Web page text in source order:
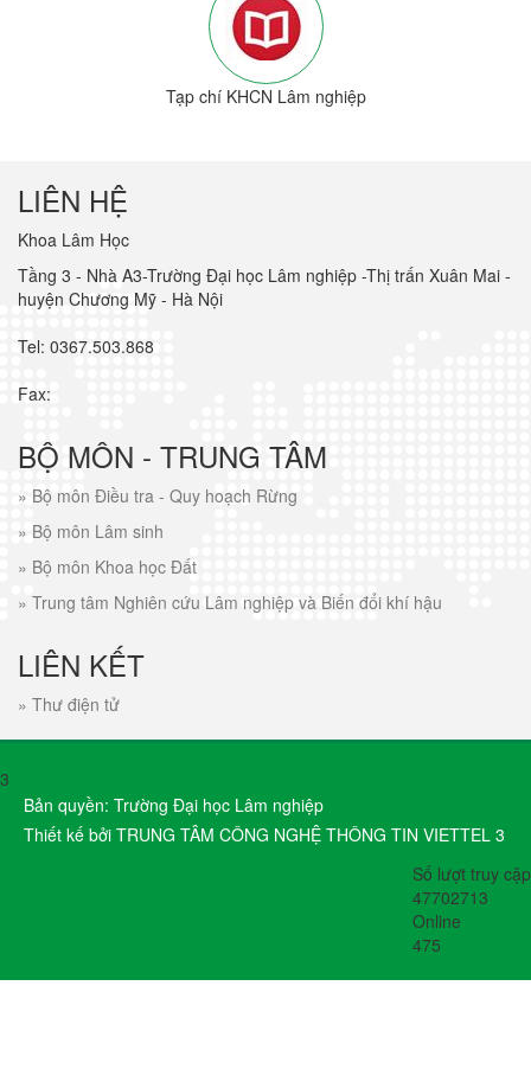
Tạp chí KHCN Lâm nghiệp
LIÊN HỆ
Khoa Lâm Học
Tầng 3 - Nhà A3-Trường Đại học Lâm nghiệp -Thị trấn Xuân Mai -
huyện Chương Mỹ - Hà Nội
Tel: 0367.503.868
Fax:
BỘ MÔN - TRUNG TÂM
» Bộ môn Điều tra - Quy hoạch Rừng
» Bộ môn Lâm sinh
» Bộ môn Khoa học Đất
» Trung tâm Nghiên cứu Lâm nghiệp và Biến đổi khí hậu
LIÊN KẾT
» Thư điện tử
3
Bản quyền: Trường Đại học Lâm nghiệp
Thiết kế bởi TRUNG TÂM CÔNG NGHỆ THÔNG TIN VIETTEL 3
Số lượt truy cập
47702713
Online
475